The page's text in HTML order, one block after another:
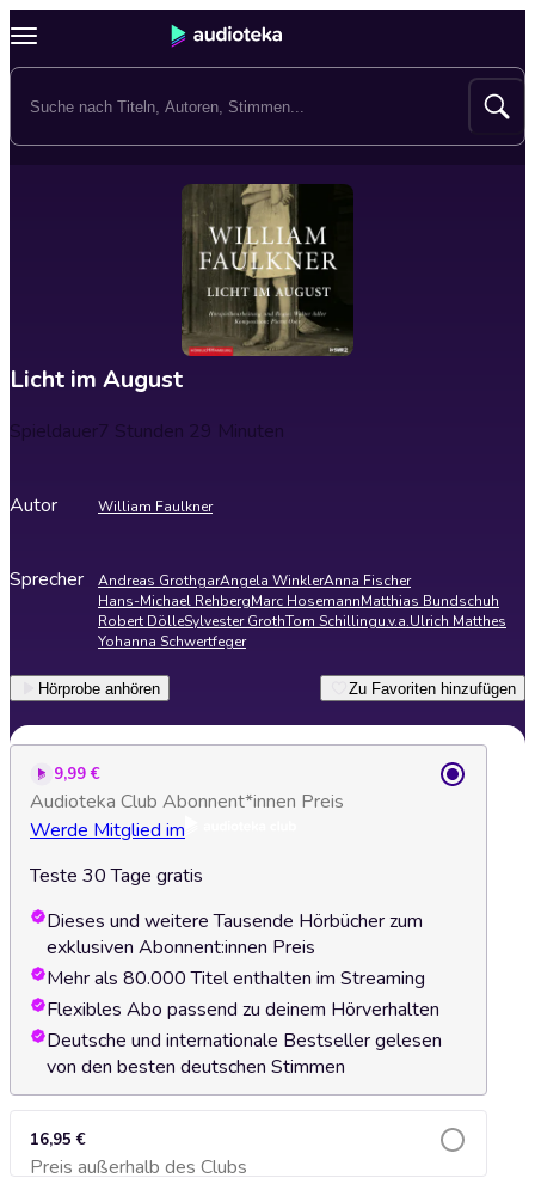
Licht im August
Spieldauer7 Stunden 29 Minuten
Autor William Faulkner
Sprecher Andreas GrothgarAngela WinklerAnna Fischer
Hans-Michael RehbergMarc HosemannMatthias Bundschuh
Robert DölleSylvester GrothTom Schillingu.v.a.Ulrich Matthes
Yohanna Schwertfeger
Hörprobe anhören Zu Favoriten hinzufügen
9,99 €
Audioteka Club Abonnent*innen Preis
Werde Mitglied im
Teste 30 Tage gratis
Dieses und weitere Tausende Hörbücher zum
exklusiven Abonnent:innen Preis
Mehr als 80.000 Titel enthalten im Streaming
Flexibles Abo passend zu deinem Hörverhalten
Deutsche und internationale Bestseller gelesen
von den besten deutschen Stimmen
16,95 €
Preis außerhalb des ClubsZum Warenkorb hinzufügen